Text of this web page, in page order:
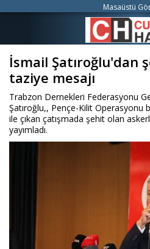
İsmail Şatıroğlu'dan
taziye mesajı
Trabzon Dernekleri Federasyonu
Şatıroğlu,, Pençe-Kilit
ile çıkan çatışmada şehit olan
yayımladı.
Masaüstü